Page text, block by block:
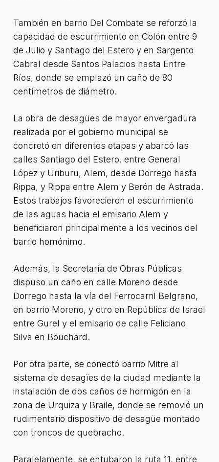
También en barrio Del Combate se reforzó la
capacidad de escurrimiento en Colón entre 9
de Julio y Santiago del Estero y en Sargento
Cabral desde Santos Palacios hasta Entre
Ríos, donde se emplazó un caño de 80
centímetros de diámetro.
La obra de desagües de mayor envergadura
realizada por el gobierno municipal se
concretó en diferentes etapas y abarcó las
calles Santiago del Estero. entre General
López y Uriburu, Alem, desde Dorrego hasta
Rippa, y Rippa entre Alem y Berón de Astrada.
Estos trabajos favorecieron el escurrimiento
de las aguas hacia el emisario Alem y
beneficiaron principalmente a los vecinos del
barrio homónimo.
Además, la Secretaría de Obras Públicas
dispuso un caño en calle Moreno desde
Dorrego hasta la vía del Ferrocarril Belgrano,
en barrio Moreno, y otro en República de Israel
entre Gurel y el emisario de calle Feliciano
Silva en Bouchard.
Por otra parte, se conectó barrio Mitre al
sistema de desagïes de la ciudad mediante la
instalación de dos caños de hormigón en la
zona de Urquiza y Braile, donde se removió un
rudimentario dispositivo de desagüe montado
con troncos de quebracho.
Paralelamente, se entubaron la ruta 11, entre